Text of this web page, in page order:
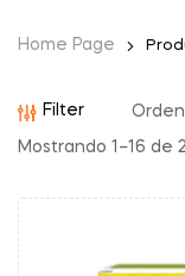
Home Page
Filter
Mostrando 1–16 de